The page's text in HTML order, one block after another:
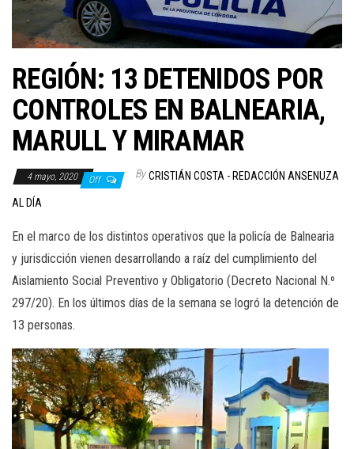
REGIÓN: 13 DETENIDOS POR
CONTROLES EN BALNEARIA,
MARULL Y MIRAMAR
4 mayo, 2020 Off By CRISTIÁN COSTA - REDACCIÓN ANSENUZA
AL DÍA
En el marco de los distintos operativos que la policía de Balnearia
y jurisdicción vienen desarrollando a raíz del cumplimiento del
Aislamiento Social Preventivo y Obligatorio (Decreto Nacional N.º
297/20). En los últimos días de la semana se logró la detención de
13 personas.